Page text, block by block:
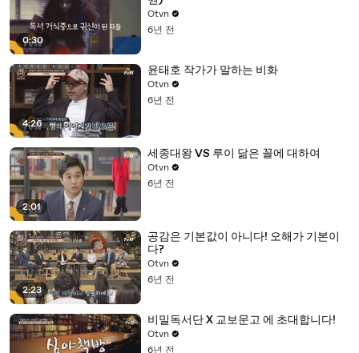
0:30
Otvn
6년 전
4:26
윤태호 작가가 말하는 비화
Otvn
6년 전
2:01
세종대왕 VS 루이 닮은 꼴에 대하여
Otvn
6년 전
2:23
공감은 기본값이 아니다! 오해가 기본이
다?
Otvn
6년 전
비밀독서단 X 교보문고 에 초대합니다!
Otvn